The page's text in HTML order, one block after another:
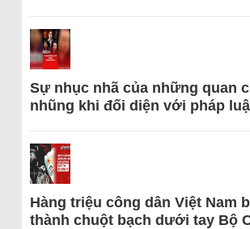
Sự nhục nhã của những quan
nhũng khi đối diện với pháp
Hàng triệu công dân Việt Nam
thành chuột bạch dưới tay Bộ